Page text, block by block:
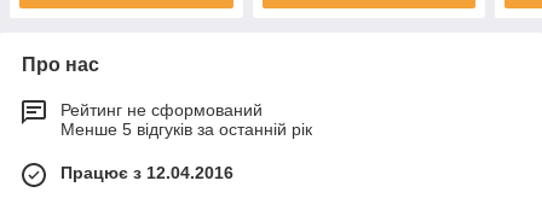
Про нас
Рейтинг не сформований
Менше 5 відгуків за останній рік
Працює з 12.04.2016